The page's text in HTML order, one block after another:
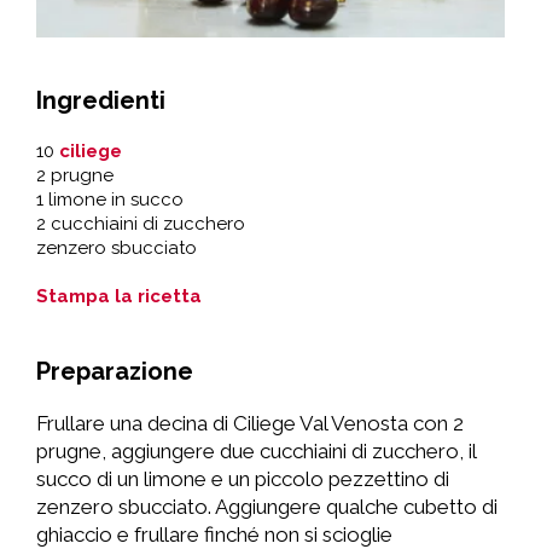
Ingredienti
10 ciliege
2 prugne
1 limone in succo
2 cucchiaini di zucchero
zenzero sbucciato
Stampa la ricetta
Preparazione
Frullare una decina di Ciliege Val Venosta con 2
prugne, aggiungere due cucchiaini di zucchero, il
succo di un limone e un piccolo pezzettino di
zenzero sbucciato. Aggiungere qualche cubetto di
ghiaccio e frullare finché non si scioglie